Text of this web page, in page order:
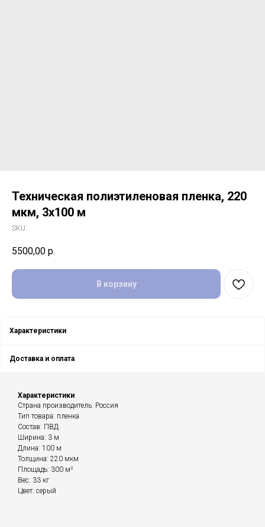
Техническая полиэтиленовая пленка, 220
мкм, 3x100 м
SKU:
5500,00 р.
В корзину
Характеристики
Доставка и оплата
Характеристики
Страна производитель: Россия
Тип товара: пленка
Состав: ПВД
Ширина: 3 м
Длина: 100 м
Толщина: 220 мкм
Площадь: 300 м²
Вес: 33 кг
Цвет: серый